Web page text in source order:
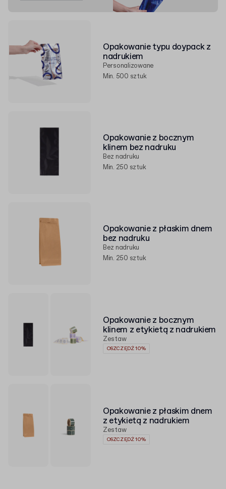
Opakowanie typu doypack z
nadrukiem
Personalizowane
Min. 500 sztuk
Opakowanie z bocznym
klinem bez nadruku
Bez nadruku
Min. 250 sztuk
Opakowanie z płaskim dnem
bez nadruku
Bez nadruku
Min. 250 sztuk
Opakowanie z bocznym
klinem z etykietą z nadrukiem
Zestaw
OSZCZĘDŹ 10%
Opakowanie z płaskim dnem
z etykietą z nadrukiem
Zestaw
OSZCZĘDŹ 10%